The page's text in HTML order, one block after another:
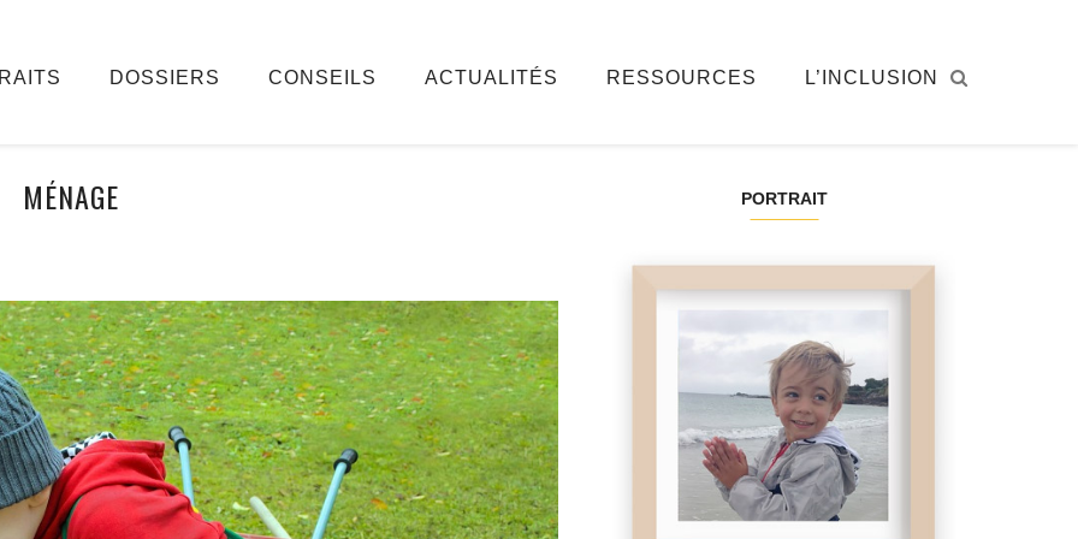
DOSSIERS CONSEILS ACTUALITÉS RESSOURCES L’INCLUSION
MÉNAGE PORTRAIT